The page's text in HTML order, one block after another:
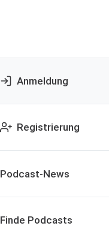
Anmeldung
Registrierung
Podcast-News
Finde Podcasts